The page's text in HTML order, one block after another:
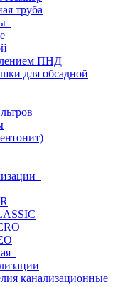
труба
ПНД
для обсадной
канализационные